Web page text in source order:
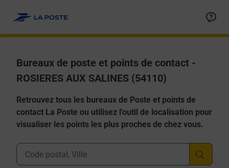
Bureaux de poste et points de contact -
ROSIERES AUX SALINES (54110)
Retrouvez tous les bureaux de Poste et points de
contact La Poste ou utilisez l'outil de localisation pour
visualiser les points les plus proches de chez vous.
Ville, Département, Code Postal